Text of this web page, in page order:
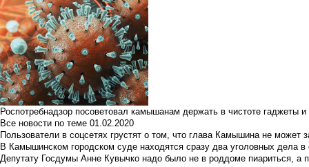
Роспотребнадзор посоветовал камышанам держать в чистоте гаджеты
Все новости по теме 01.02.2020
Пользователи в соцсетях грустят о том, что глава Камышина не может
В Камышинском городском суде находятся сразу два уголовных дела
Депутату Госдумы Анне Кувычко надо было не в роддоме пиариться, а